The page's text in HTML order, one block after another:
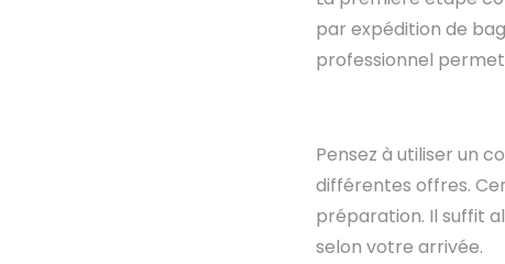
par expédition de
professionnel permet
Pensez à utiliser un
différentes offres.
préparation. Il suffit
selon votre arrivée.